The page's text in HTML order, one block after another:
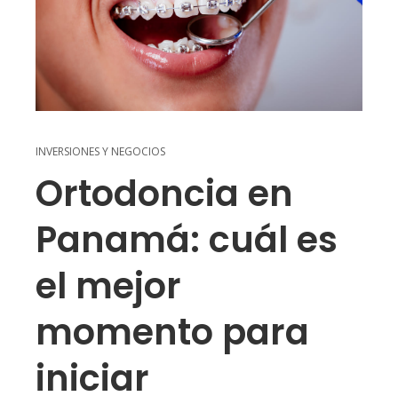
INVERSIONES Y NEGOCIOS
Ortodoncia en
Panamá: cuál es
el mejor
momento para
iniciar